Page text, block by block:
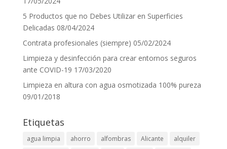
5 Productos que no Debes Utilizar en Superficies
Delicadas 08/04/2024
Contrata profesionales (siempre) 05/02/2024
Limpieza y desinfección para crear entornos seguros
ante COVID-19 17/03/2020
Limpieza en altura con agua osmotizada 100% pureza
09/01/2018
Etiquetas
agua limpia ahorro alfombras Alicante
alquiler